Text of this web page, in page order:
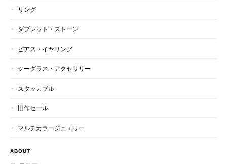
リング
ダブレット・ストーン
ピアス・イヤリング
シーグラス・アクセサリー
スタッカブル
旧作セール
マルチカラージュエリー
ABOUT